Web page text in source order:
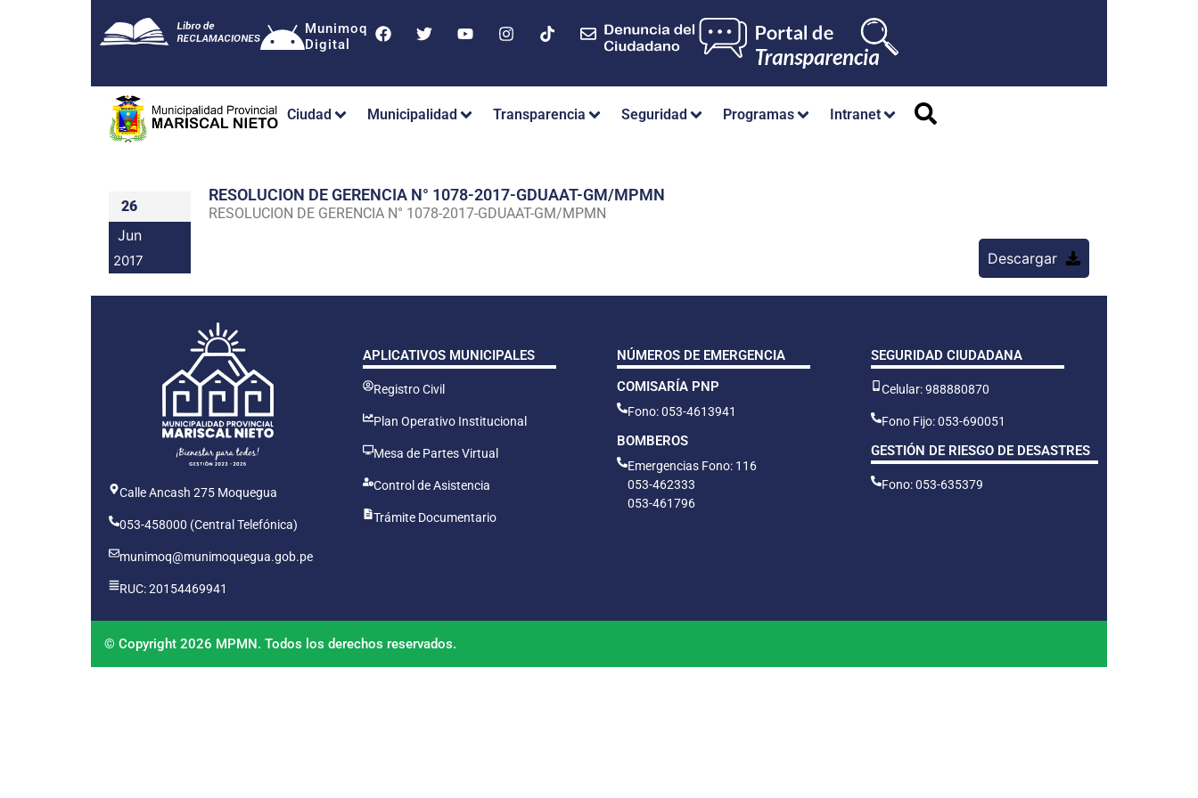
Munimoq
Digital
Ciudad Municipalidad Transparencia Seguridad Programas Intranet
26
Jun
2017
RESOLUCION DE GERENCIA N° 1078-2017-GDUAAT-GM/MPMN
RESOLUCION DE GERENCIA N° 1078-2017-GDUAAT-GM/MPMN
Descargar
Calle Ancash 275 Moquegua
053-458000 (Central Telefónica)
munimoq@munimoquegua.gob.pe
RUC: 20154469941
APLICATIVOS MUNICIPALES
Registro Civil
Plan Operativo Institucional
Mesa de Partes Virtual
Control de Asistencia
Trámite Documentario
NÚMEROS DE EMERGENCIA
COMISARÍA PNP
Fono: 053-4613941
BOMBEROS
Emergencias Fono: 116
053-462333
053-461796
SEGURIDAD CIUDADANA
Celular: 988880870
Fono Fijo: 053-690051
GESTIÓN DE RIESGO DE DESASTRES
Fono: 053-635379
© Copyright 2026 MPMN. Todos los derechos reservados.